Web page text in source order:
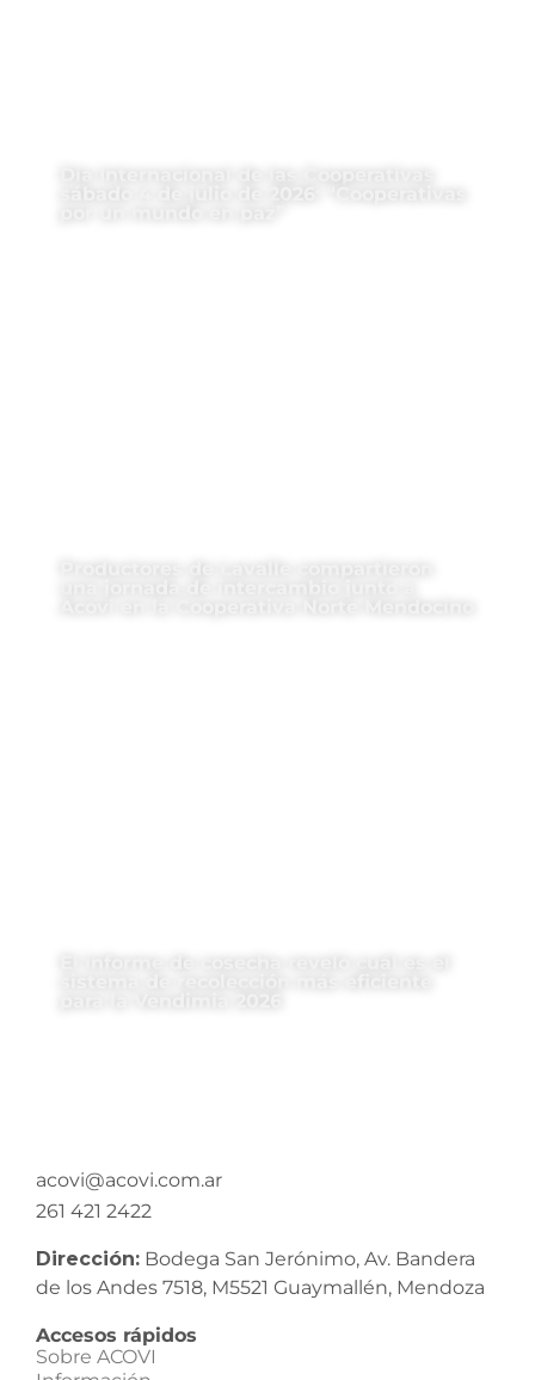
acovi@acovi.com.ar
261 421 2422
Dirección: Bodega San Jerónimo, Av. Bandera
de los Andes 7518, M5521 Guaymallén, Mendoza
Accesos rápidos
Sobre ACOVI